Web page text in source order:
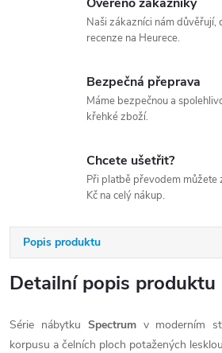
Naši zákazníci nám důvěřují,
recenze na Heurece.
Bezpečná přeprava
Máme bezpečnou a
křehké zboží.
Chcete ušetřit?
Při platbě převodem můžete
Kč na celý nákup.
Popis produktu
Detailní popis produktu
Série nábytku Spectrumv moderním
korpusu a čelních ploch potažených